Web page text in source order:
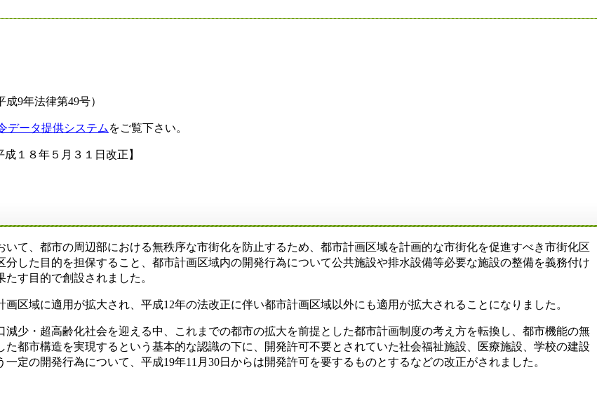
成9年法律第49号）
データ提供システム をご覧下さい。
１８年５月３１日改正】
て、都市の周辺部における無秩序な市街化を防止するため、都市計画区域を計画的な市街化を促進すべき市街化区
した目的を担保すること、都市計画区域内の開発行為について公共施設や排水設備等必要な施設の整備を義務付け
す目的で創設されました。
区域に適用が拡大され、平成12年の法改正に伴い都市計画区域以外にも適用が拡大されることになりました。
少・超高齢化社会を迎える中、これまでの都市の拡大を前提とした都市計画制度の考え方を転換し、都市機能の無
都市構造を実現するという基本的な認識の下に、開発許可不要とされていた社会福祉施設、医療施設、学校の建設
定の開発行為について、平成19年11月30日からは開発許可を要するものとするなどの改正がされました。